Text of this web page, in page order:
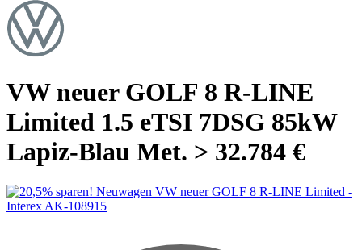
VW neuer GOLF 8 R-LINE
Limited 1.5 eTSI 7DSG 85kW
Lapiz-Blau Met. > 32.784 €